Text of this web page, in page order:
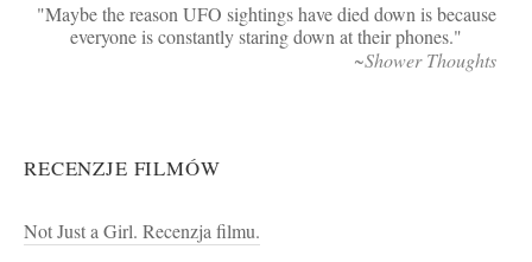
Maybe the reason UFO sightings have died down is because
everyone is constantly staring down at their phones.
~Shower Thoughts
RECENZJE FILMÓW
Not Just a Girl. Recenzja filmu.